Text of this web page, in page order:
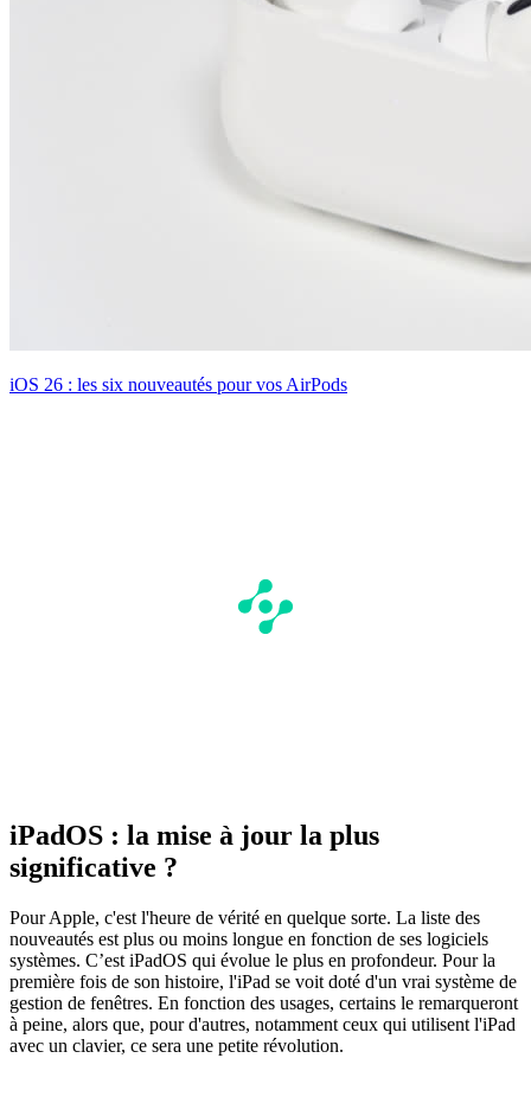
iOS 26 : les six nouveautés pour vos AirPods
iPadOS : la mise à jour la plus
significative ?
Pour Apple, c'est l'heure de vérité en quelque sorte. La liste des
nouveautés est plus ou moins longue en fonction de ses logiciels
systèmes. C’est iPadOS qui évolue le plus en profondeur. Pour la
première fois de son histoire, l'iPad se voit doté d'un vrai système de
gestion de fenêtres. En fonction des usages, certains le remarqueront
à peine, alors que, pour d'autres, notamment ceux qui utilisent l'iPad
avec un clavier, ce sera une petite révolution.